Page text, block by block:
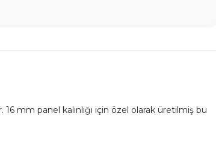
mm panel kalınlığı için özel olarak üretilmiş bu